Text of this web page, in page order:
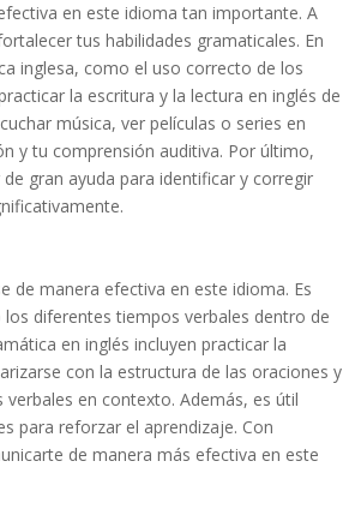
en este idioma tan importante. A
tus habilidades gramaticales. En
inglesa, como el uso correcto de los
la escritura y la lectura en inglés de
música, ver películas o series en
y tu comprensión auditiva. Por último,
gran ayuda para identificar y corregir
de manera efectiva en este idioma. Es
diferentes tiempos verbales dentro de
en inglés incluyen practicar la
con la estructura de las oraciones y
en contexto. Además, es útil
para reforzar el aprendizaje. Con
de manera más efectiva en este